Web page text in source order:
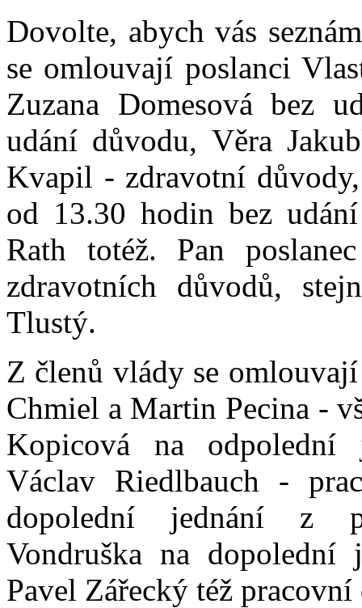
Dovolte, abych vás
se omlouvají poslanci
Zuzana Domesová bez
udání důvodu, Věra
Kvapil - zdravotní
od 13.30 hodin bez
Rath totéž. Pan
zdravotních důvodů,
Tlustý.
Z členů vlády se
Chmiel a Martin Pecina -
Kopicová na odpolední
Václav Riedlbauch -
dopolední jednání z
Vondruška na
Pavel Zářecký též